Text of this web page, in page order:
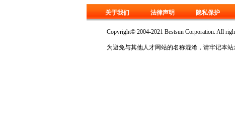
关于我们 法律声明 隐私保护
Copyright© 2004-2021 Bestsun Corporation. All
为避免与其他人才网站的名称混淆，请牢记本站